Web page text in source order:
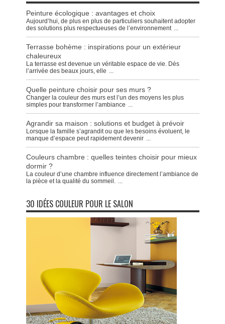
Peinture écologique : avantages et choix
Aujourd’hui, de plus en plus de particuliers souhaitent adopter
des solutions plus respectueuses de l’environnement
Terrasse bohème : inspirations pour un extérieur
chaleureux
La terrasse est devenue un véritable espace de vie. Dès
l’arrivée des beaux jours, elle
Quelle peinture choisir pour ses murs ?
Changer la couleur des murs est l’un des moyens les plus
simples pour transformer l’ambiance
Agrandir sa maison : solutions et budget à prévoir
Lorsque la famille s’agrandit ou que les besoins évoluent, le
manque d’espace peut rapidement devenir
Couleurs chambre : quelles teintes choisir pour mieux
dormir ?
La couleur d’une chambre influence directement l’ambiance de
la pièce et la qualité du sommeil.
30 IDÉES COULEUR POUR LE SALON